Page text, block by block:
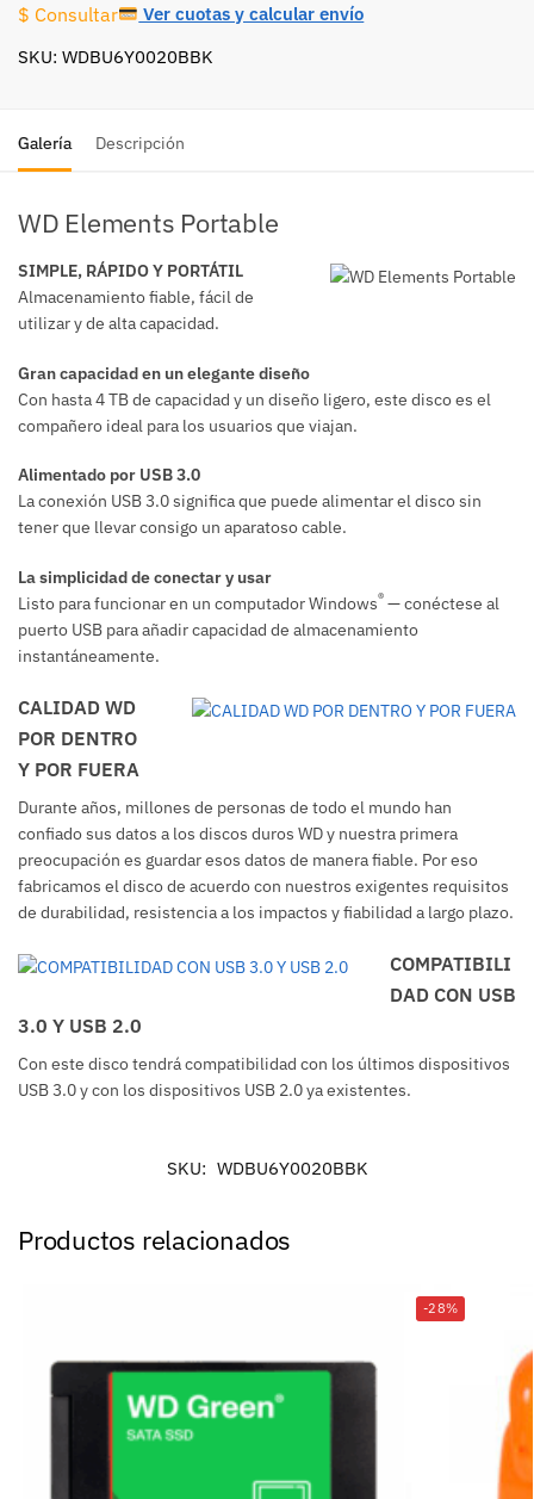
$ Consultar Ver cuotas y calcular envío
SKU: WDBU6Y0020BBK
Galería Descripción
WD Elements Portable
SIMPLE, RÁPIDO Y PORTÁTIL
Almacenamiento fiable, fácil de
utilizar y de alta capacidad.
Gran capacidad en un elegante diseño
Con hasta 4 TB de capacidad y un diseño ligero, este disco es el
compañero ideal para los usuarios que viajan.
Alimentado por USB 3.0
La conexión USB 3.0 significa que puede alimentar el disco sin
tener que llevar consigo un aparatoso cable.
La simplicidad de conectar y usar
Listo para funcionar en un computador Windows® — conéctese al
puerto USB para añadir capacidad de almacenamiento
instantáneamente.
CALIDAD WD
POR DENTRO
Y POR FUERA
Durante años, millones de personas de todo el mundo han
confiado sus datos a los discos duros WD y nuestra primera
preocupación es guardar esos datos de manera fiable. Por eso
fabricamos el disco de acuerdo con nuestros exigentes requisitos
de durabilidad, resistencia a los impactos y fiabilidad a largo plazo.
COMPATIBILI
DAD CON USB
3.0 Y USB 2.0
Con este disco tendrá compatibilidad con los últimos dispositivos
USB 3.0 y con los dispositivos USB 2.0 ya existentes.
SKU: WDBU6Y0020BBK
Productos relacionados
-28%